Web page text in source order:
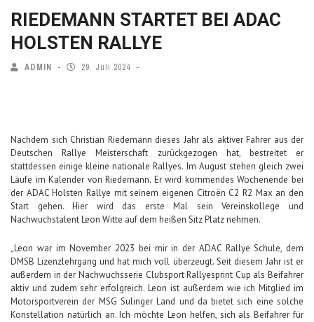
RIEDEMANN STARTET BEI ADAC
HOLSTEN RALLYE
ADMIN 29. Juli 2024
Nachdem sich Christian Riedemann dieses Jahr als aktiver Fahrer aus der
Deutschen Rallye Meisterschaft zurückgezogen hat, bestreitet er
stattdessen einige kleine nationale Rallyes. Im August stehen gleich zwei
Läufe im Kalender von Riedemann. Er wird kommendes Wochenende bei
der ADAC Holsten Rallye mit seinem eigenen Citroën C2 R2 Max an den
Start gehen. Hier wird das erste Mal sein Vereinskollege und
Nachwuchstalent Leon Witte auf dem heißen Sitz Platz nehmen.
„Leon war im November 2023 bei mir in der ADAC Rallye Schule, dem
DMSB Lizenzlehrgang und hat mich voll überzeugt. Seit diesem Jahr ist er
außerdem in der Nachwuchsserie Clubsport Rallyesprint Cup als Beifahrer
aktiv und zudem sehr erfolgreich. Leon ist außerdem wie ich Mitglied im
Motorsportverein der MSG Sulinger Land und da bietet sich eine solche
Konstellation natürlich an. Ich möchte Leon helfen, sich als Beifahrer für